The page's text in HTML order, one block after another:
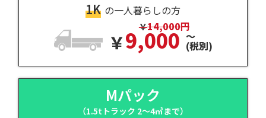
1K の一人暮らしの方
9,000 ～
(税別)
14,000円
Mパック
（1.5tトラック 2～4㎥まで）